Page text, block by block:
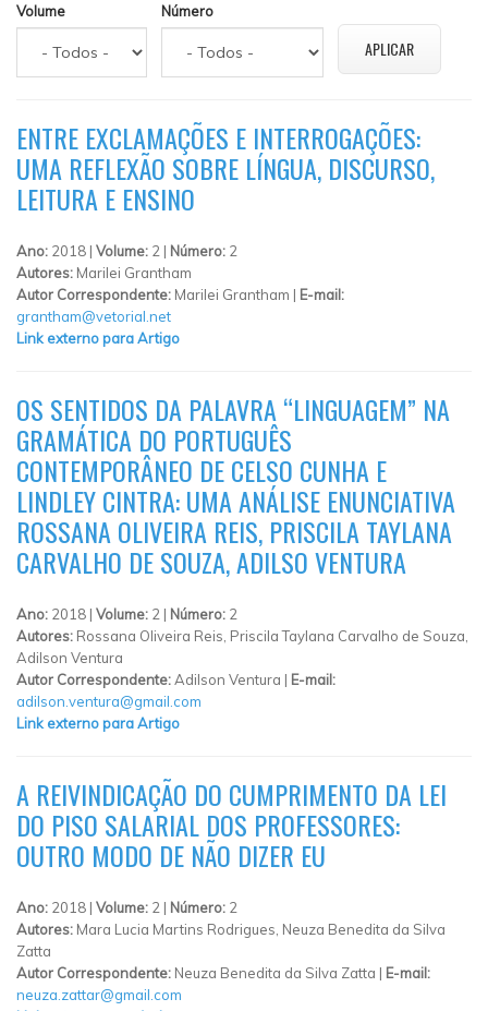
Volume Número
ENTRE EXCLAMAÇÕES E INTERROGAÇÕES:
UMA REFLEXÃO SOBRE LÍNGUA, DISCURSO,
LEITURA E ENSINO
Ano: 2018 | Volume: 2 | Número: 2
Autores: Marilei Grantham
Autor Correspondente: Marilei Grantham | E-mail:
grantham@vetorial.net
Link externo para Artigo
OS SENTIDOS DA PALAVRA “LINGUAGEM” NA
GRAMÁTICA DO PORTUGUÊS
CONTEMPORÂNEO DE CELSO CUNHA E
LINDLEY CINTRA: UMA ANÁLISE ENUNCIATIVA
ROSSANA OLIVEIRA REIS, PRISCILA TAYLANA
CARVALHO DE SOUZA, ADILSO VENTURA
Ano: 2018 | Volume: 2 | Número: 2
Autores: Rossana Oliveira Reis, Priscila Taylana Carvalho de Souza,
Adilson Ventura
Autor Correspondente:Adilson Ventura | E-mail:
adilson.ventura@gmail.com
Link externo para Artigo
A REIVINDICAÇÃO DO CUMPRIMENTO DA LEI
DO PISO SALARIAL DOS PROFESSORES:
OUTRO MODO DE NÃO DIZER EU
Ano: 2018 | Volume: 2 | Número: 2
Autores: Mara Lucia Martins Rodrigues, Neuza Benedita da Silva
Zatta
Autor Correspondente: Neuza Benedita da Silva Zatta | E-mail:
neuza.zattar@gmail.com